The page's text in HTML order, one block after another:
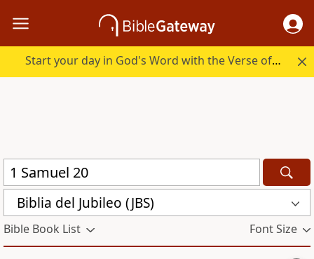
Start your day in God's Word with the Verse of the Day.
Biblia del Jubileo (JBS)
Bible Book List Font Size